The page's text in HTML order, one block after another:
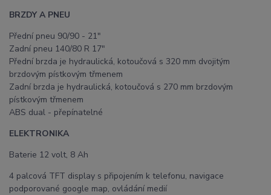
BRZDY A PNEU
Přední pneu 90/90 - 21"
Zadní pneu 140/80 R 17"
Přední brzda je hydraulická, kotoučová s 320 mm dvojitým
brzdovým pístkovým třmenem
Zadní brzda je hydraulická, kotoučová s 270 mm brzdovým
pístkovým třmenem
ABS dual - přepínatelné
ELEKTRONIKA
Baterie 12 volt, 8 Ah
4 palcová TFT display s připojením k telefonu, navigace
podporované google map, ovládání medií